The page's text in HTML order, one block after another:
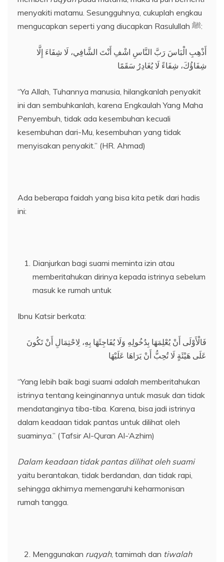
menyakiti matamu. Sesungguhnya, cukuplah engkau
mengucapkan seperti yang diucapkan Rasulullah ﷺ:
أَذْهِبِ الْبَاسَ رَبَّ النَّاسِ اشْفِ أَنْتَ الشَّافِي، لَا شِفَاءَ إِلَّا
شِفَاؤُكَ، شِفَاءً لَا يُغَادِرُ سَقَمًا
“Ya Allah, Tuhannya manusia, hilangkanlah penyakit
ini dan sembuhkanlah, karena Engkaulah Yang Maha
Penyembuh, tidak ada kesembuhan kecuali
kesembuhan dari-Mu, kesembuhan yang tidak
menyisakan penyakit.” (HR. Ahmad)
Ada beberapa faidah yang bisa kita petik dari hadis
ini:
Dianjurkan bagi suami meminta izin atau
memberitahukan dirinya kepada istrinya sebelum
masuk ke rumah untuk
Ibnu Katsir berkata:
فَالْأَوْلَى أَنْ يُعْلِمَهَا بِدُخُولِهِ وَلَا يُفَاجِئَهَا بِهِ، لِاحْتِمَالِ أَنْ تَكُونَ
عَلَى هَيْئَةٍ لَا تُحِبُّ أَنْ يَرَاهَا عَلَيْهَا
“Yang lebih baik bagi suami adalah memberitahukan
istrinya tentang keinginannya untuk masuk dan tidak
mendatanginya tiba-tiba. Karena, bisa jadi istrinya
dalam keadaan tidak pantas untuk dilihat oleh
suaminya.” (Tafsir Al-Quran Al-‘Azhim)
Dalam keadaan tidak pantas dilihat oleh suami
yaitu berantakan, tidak berdandan, dan tidak rapi,
sehingga akhirnya memengaruhi keharmonisan
rumah tangga.
Menggunakan ruqyah, tamimah dan tiwalah